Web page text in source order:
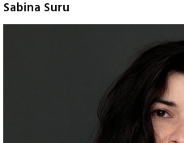
Sabina Suru